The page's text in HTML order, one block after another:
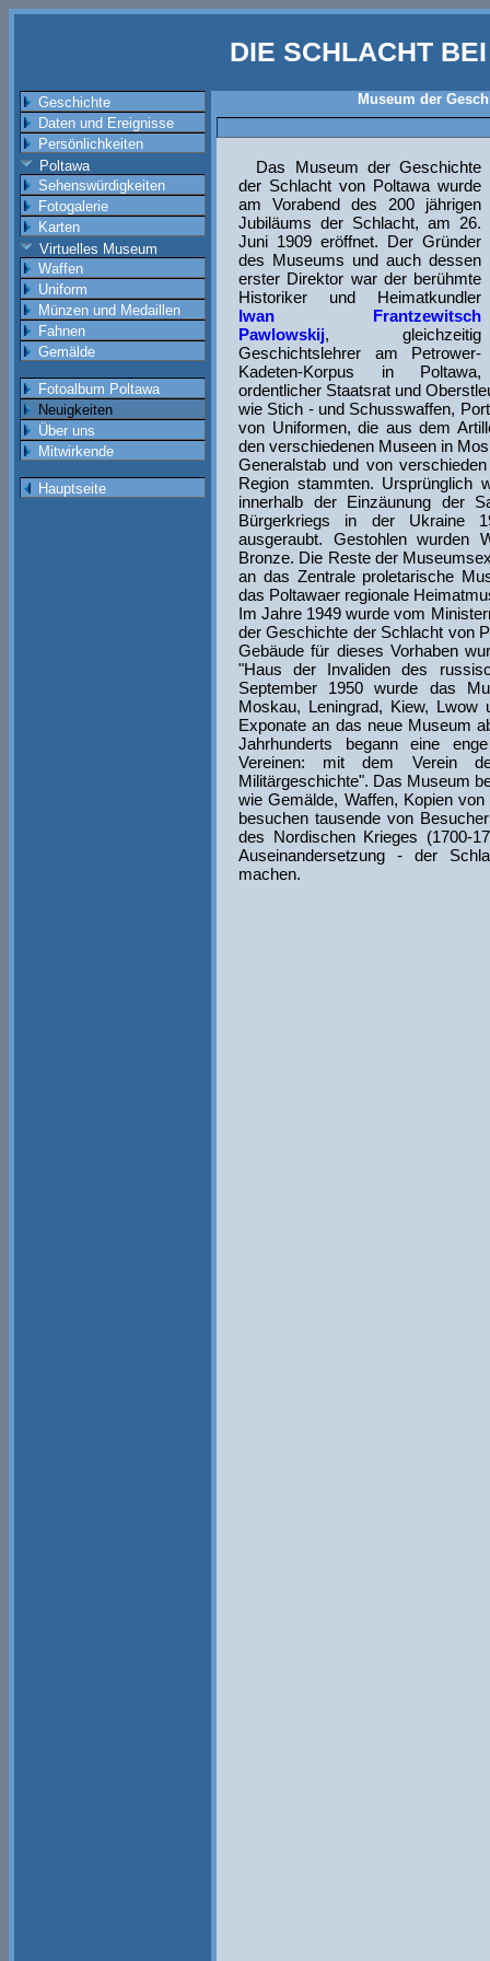
DIE SCHLACHT
Geschichte
Daten und Ereignisse
Persönlichkeiten
Poltawa
Sehenswürdigkeiten
Fotogalerie
Karten
Virtuelles Museum
Waffen
Uniform
Münzen und Medaillen
Fahnen
Gemälde
Fotoalbum Poltawa
Neuigkeiten
Über uns
Mitwirkende
Hauptseite
Museum der
Das Museum der Geschichte
der Schlacht von Poltawa wurde
am Vorabend des 200 jährigen
Jubiläums der Schlacht, am 26.
Juni 1909 eröffnet. Der Gründer
des Museums und auch dessen
erster Direktor war der berühmte
Historiker und Heimatkundler
Iwan Frantzewitsch
Pawlowskij, gleichzeitig
Geschichtslehrer am Petrower-
Kadeten-Korpus in Poltawa,
ordentlicher Staatsrat und
wie Stich - und Schusswaffen,
von Uniformen, die aus dem
den verschiedenen Museen in
Generalstab und von
Region stammten. Ursprünglich
innerhalb der Einzäunung der
Bürgerkriegs in der Ukraine
ausgeraubt. Gestohlen wurden
Bronze. Die Reste der
an das Zentrale proletarische
das Poltawaer regionale
Im Jahre 1949 wurde vom
der Geschichte der Schlacht von
Gebäude für dieses Vorhaben
"Haus der Invaliden des
September 1950 wurde das
Moskau, Leningrad, Kiew,
Exponate an das neue Museum
Jahrhunderts begann eine
Vereinen: mit dem Verein
Militärgeschichte". Das Museum
wie Gemälde, Waffen, Kopien
besuchen tausende von
des Nordischen Krieges (1700-
Auseinandersetzung - der
machen.